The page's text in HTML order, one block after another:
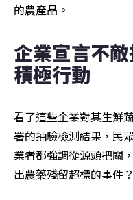
的農產品。
企業宣言不
積極行動
看了這些企業對其生鮮
署的抽驗檢測結果，民
業者都強調從源頭把關
出農藥殘留超標的事件？